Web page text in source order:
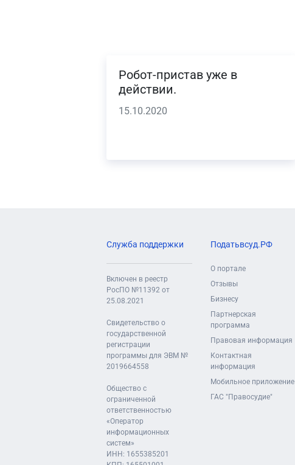
Робот-пристав уже в
действии.
15.10.2020
Служба поддержки
Включен в реестр
РосПО №11392 от
25.08.2021
Свидетельство о
государственной
регистрации
программы для ЭВМ №
2019664558
Общество с
ограниченной
ответственностью
«Оператор
информационных
систем»
ИНН: 1655385201
Податьвсуд.РФ
О портале
Отзывы
Бизнесу
Партнерская
программа
Правовая информация
Контактная
информация
Мобильное приложение
ГАС "Правосудие"